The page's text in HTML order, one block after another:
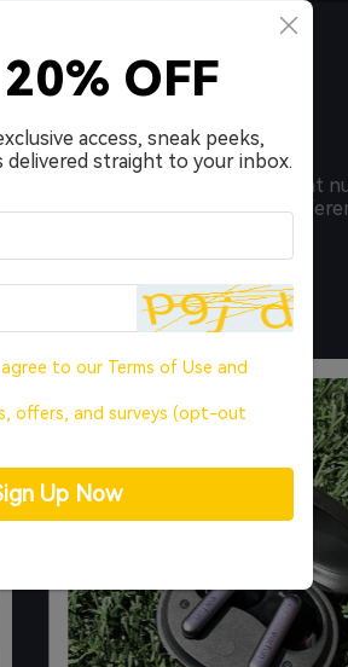
gerecht werden. Sie sind nicht
die besten Audioprodukte als
OFF
access, sneak peeks,
straight to your inbox.
to our Terms of Use and
offers, and surveys (opt-out
Up Now